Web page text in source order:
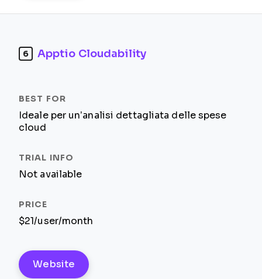
6 Apptio Cloudability
Ideale per un’analisi dettagliata delle spese
cloud
Not available
$21/user/month
Website